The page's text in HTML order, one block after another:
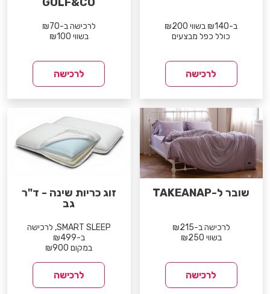
ב-₪140 בשווי ₪200
כולל כפל מבצעים
לרכישה
לרכישה ב-₪70
בשווי ₪100
לרכישה
שובר ל-TAKEANAP
לרכישה ב-₪215
בשווי ₪250
לרכישה
זוג כריות שינה - ד"ר
גב
SMART SLEEP, לרכישה
ב-₪499
במקום ₪900
לרכישה